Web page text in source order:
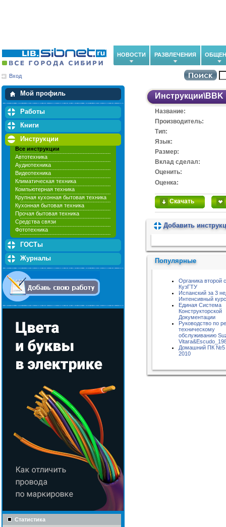
НОВОСТИ РАЗВЛЕЧЕНИЯ
Вход
Мой профиль
Мои закладки
Работы
Книги
Инструкции
Все инструкции
Автотехника
Аудиотехника
Видеотехника
Климатическая техника
Компьютерная техника
Крупная кухонная бытовая техника
Кухонная бытовая техника
Прочая бытовая техника
Средства связи
Фототехника
ГОСТы
Журналы
Статистика
Инструкции\BBK
Название:
Производитель:
Тип:
Язык:
Размер:
Вклад сделал:
Оценить:
Оценка:
Скачать
Добавить
Популярные
Органика второй
КузГТУ
Испанский за 3
Интенсивный
Единая Система
Конструкторской
Документации
Руководство по
техническому
обслуживанию
Домашний ПК №5
2010